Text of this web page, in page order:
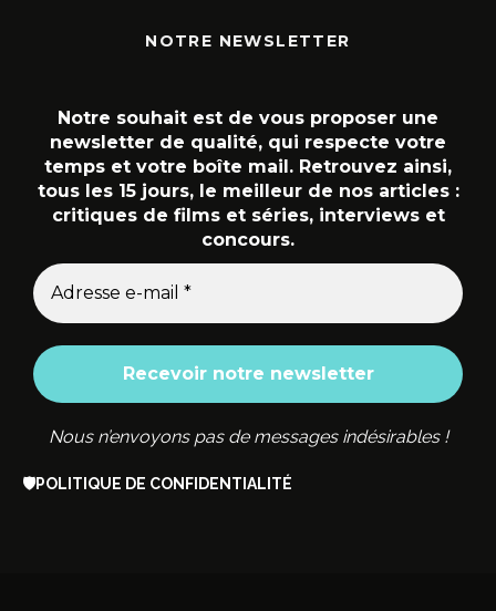
NOTRE NEWSLETTER
Notre souhait est de vous proposer une
newsletter de qualité, qui respecte votre
temps et votre boîte mail. Retrouvez ainsi,
tous les 15 jours, le meilleur de nos articles :
critiques de films et séries, interviews et
concours.
Nous n’envoyons pas de messages indésirables !
🛡️POLITIQUE DE CONFIDENTIALITÉ